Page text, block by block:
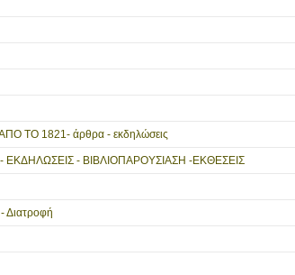
ΤΟ 1821- άρθρα - εκδηλώσεις
ΕΚΔΗΛΩΣΕΙΣ - ΒΙΒΛΙΟΠΑΡΟΥΣΙΑΣΗ -ΕΚΘΕΣΕΙΣ
Διατροφή